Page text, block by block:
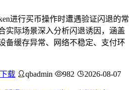
进行买币操作时遭遇验证闪退的常
实际场景深入分析闪退诱因，涵盖
备缓存异常、网络不稳定、支付环
载 qbadmin 982 2026-08-07